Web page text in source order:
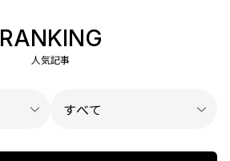
RANKING
人気記事